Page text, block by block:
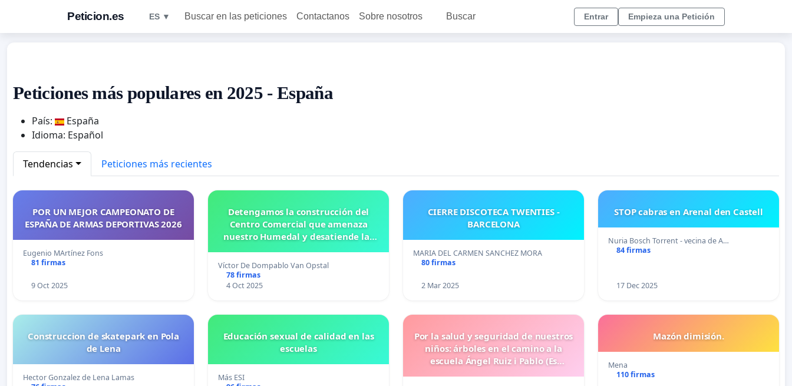
Peticion.es ES ▼ Buscar en las peticiones Contactanos Sobre nosotros Buscar Entrar Empieza una Petición
Peticiones más populares en 2025 - España
País:
España
Idioma: Español
Tendencias Peticiones más recientes
POR UN MEJOR CAMPEONATO DE
ESPAÑA DE ARMAS DEPORTIVAS 2026
Eugenio MArtínez Fons
81 firmas
9 Oct 2025
Detengamos la construcción del
Centro Comercial que amenaza
nuestro Humedal y desatiende las
Víctor De Dompablo Van Opstal
78 firmas
4 Oct 2025
CIERRE DISCOTECA TWENTIES -
BARCELONA
MARIA DEL CARMEN SANCHEZ MORA
80 firmas
2 Mar 2025
STOP cabras en Arenal den Castell
Nuria Bosch Torrent - vecina de A…
84 firmas
17 Dec 2025
Construccion de skatepark en Pola
de Lena
Hector Gonzalez de Lena Lamas
Educación sexual de calidad en las
escuelas
Más ESI
Por la salud y seguridad de nuestros
niños: árboles en el camino a la
escuela Ángel Ruiz i Pablo (Es
Mazón dimisión.
Mena
110 firmas